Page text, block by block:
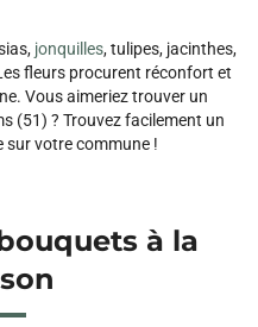
jonquilles, tulipes, jacinthes,
fleurs procurent réconfort et
Vous aimeriez trouver un
(51) ? Trouvez facilement un
sur votre commune !
à la